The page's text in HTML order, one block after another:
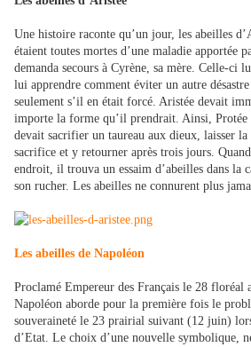
Une histoire raconte qu’un jour, les abeilles
étaient toutes mortes d’une maladie apportée
demanda secours à Cyrène, sa mère. Celle-ci
lui apprendre comment éviter un autre
seulement s’il en était forcé. Aristée devait
importe la forme qu’il prendrait. Ainsi,
devait sacrifier un taureau aux dieux, laisser la
sacrifice et y retourner après trois jours.
endroit, il trouva un essaim d’abeilles dans la
son rucher. Les abeilles ne connurent plus
Les abeilles de Napoléon
Proclamé Empereur des Français le 28
Napoléon aborde pour la première fois le
souveraineté le 23 prairial suivant (12 juin)
d’Etat. Le choix d’une nouvelle symbolique,